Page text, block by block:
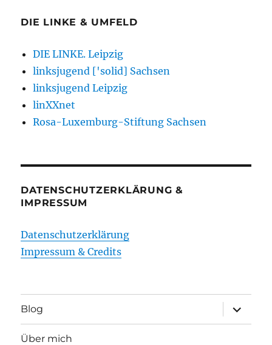
DIE LINKE & UMFELD
DIE LINKE. Leipzig
linksjugend ['solid] Sachsen
linksjugend Leipzig
linXXnet
Rosa-Luxemburg-Stiftung Sachsen
DATENSCHUTZERKLÄRUNG &
IMPRESSUM
Datenschutzerklärung
Impressum & Credits
Blog
öffnen
Über mich